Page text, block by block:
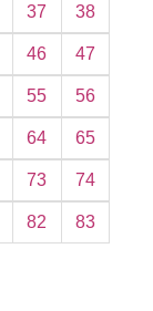
in
der
37 38
46 47
55 56
64 65
73 74
82 83